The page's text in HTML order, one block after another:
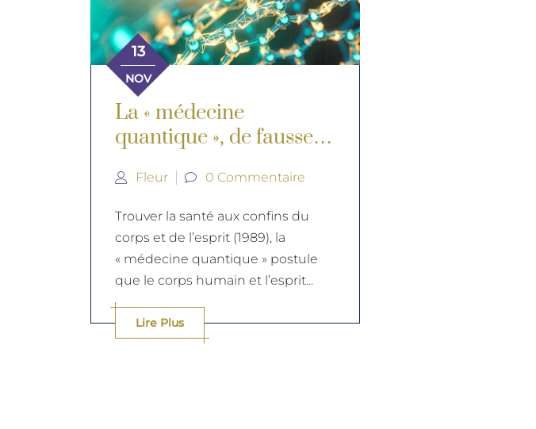
13
NOV
La « médecine
quantique », de fausses
sur les révolutions de la
physique quantique
Fleur 0 Commentaire
Trouver la santé aux confins du
corps et de l’esprit (1989), la
« médecine quantique » postule
que le corps humain et l’esprit...
Lire Plus